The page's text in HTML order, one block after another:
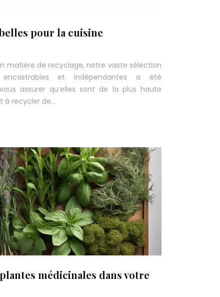
pour la cuisine
matière de recyclage, notre vaste sélection
et indépendantes a été
assurer qu’elles sont de la plus haute
à recycler de…
médicinales dans votre